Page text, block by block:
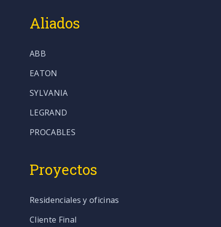
Aliados
ABB
EATON
SYLVANIA
LEGRAND
PROCABLES
Proyectos
Residenciales y oficinas
Cliente Final